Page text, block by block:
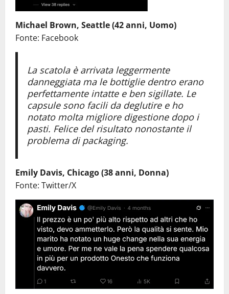
Michael Brown, Seattle (42 anni, Uomo)
Fonte: Facebook
La scatola è arrivata leggermente
danneggiata ma le bottiglie dentro erano
perfettamente intatte e ben sigillate. Le
capsule sono facili da deglutire e ho
notato molta migliore digestione dopo i
pasti. Felice del risultato nonostante il
problema di packaging.
Emily Davis, Chicago (38 anni, Donna)
Fonte: Twitter/X